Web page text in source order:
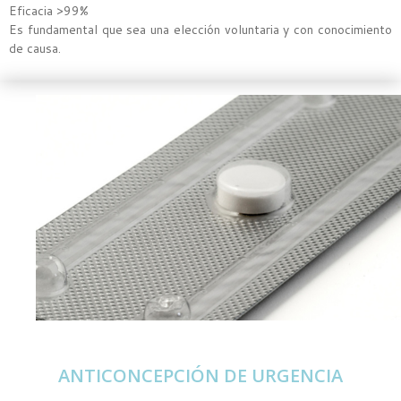
Eficacia >99%
Es fundamental que sea una elección voluntaria y con conocimiento
de causa.
ANTICONCEPCIÓN DE URGENCIA